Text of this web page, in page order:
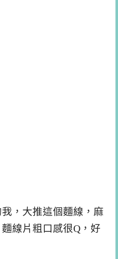
，大推這個麵線，麻
線片粗口感很Q，好